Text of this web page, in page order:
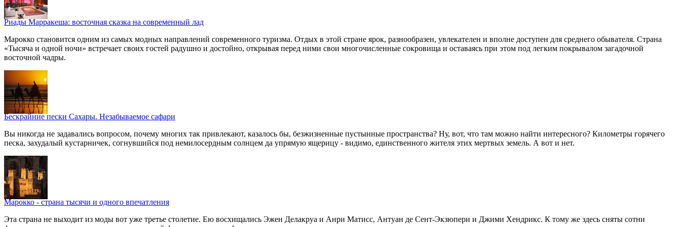
Риады Марракеша: восточная сказка на современный лад
Марокко становится одним из самых модных направлений современного туризма. Отдых в этой стране ярок, разнообразен, увлекателен и вполне доступен для среднего обывателя. Страна
«Тысяча и одной ночи» встречает своих гостей радушно и достойно, открывая перед ними свои многочисленные сокровища и оставаясь при этом под легким покрывалом загадочной
восточной чадры.
Бескрайние пески Сахары. Незабываемое сафари
Вы никогда не задавались вопросом, почему многих так привлекают, казалось бы, безжизненные пустынные пространства? Ну, вот, что там можно найти интересного? Километры горячего
песка, захудалый кустарничек, согнувшийся под немилосердным солнцем да упрямую ящерицу - видимо, единственного жителя этих мертвых земель. А вот и нет.
Марокко - страна тысячи и одного впечатления
Эта страна не выходит из моды вот уже третье столетие. Ею восхищались Эжен Делакруа и Анри Матисс, Антуан де Сент-Экзюпери и Джими Хендрикс. К тому же здесь сняты сотни